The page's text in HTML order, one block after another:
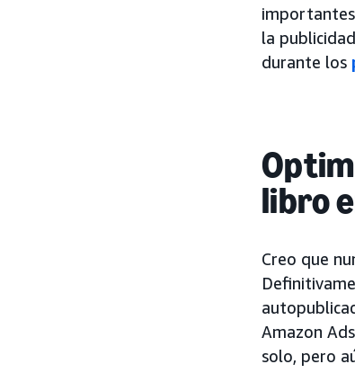
la
durante los
libro
Creo que
Amazon
solo, pero